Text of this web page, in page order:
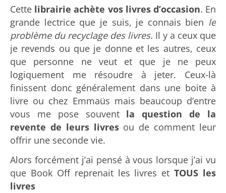
Cette librairie achète vos livres d’occasion. En
grande lectrice que je suis, je connais bien le
problème du recyclage des livres. Il y a ceux que
je revends ou que je donne et les autres, ceux
que personne ne veut et que je ne peux
logiquement me résoudre à jeter. Ceux-là
finissent donc généralement dans une boite à
livre ou chez Emmaüs mais beaucoup d’entre
vous me pose souvent la question de la
revente de leurs livresou de comment leur
offrir une seconde vie.
Alors forcément j’ai pensé à vous lorsque j’ai vu
que Book Off reprenait les livres etTOUS les
livres